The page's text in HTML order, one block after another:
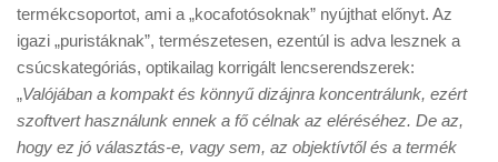
termékcsoportot, ami a „kocafotósoknak” nyújthat előnyt. Az
igazi „puristáknak”, természetesen, ezentúl is adva lesznek a
csúcskategóriás, optikailag korrigált lencserendszerek:
„Valójában a kompakt és könnyű dizájnra koncentrálunk, ezért
szoftvert használunk ennek a fő célnak az eléréséhez. De az,
hogy ez jó választás-e, vagy sem, az objektívtől és a termék